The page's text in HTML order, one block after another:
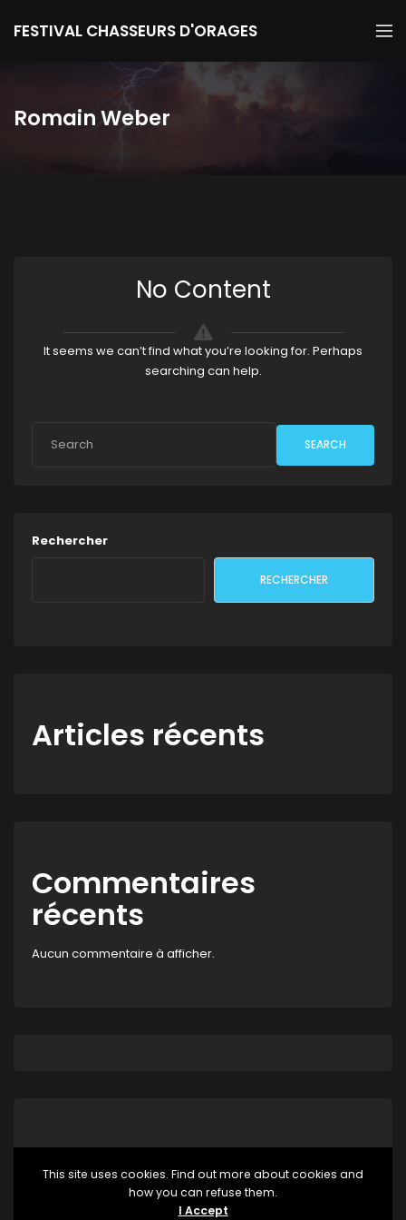
FESTIVAL CHASSEURS D'ORAGES
Romain Weber
No Content
It seems we can’t find what you’re looking for. Perhaps
searching can help.
SEARCH
Rechercher
RECHERCHER
Articles récents
Commentaires
récents
Aucun commentaire à afficher.
This site uses cookies. Find out more about cookies and
how you can refuse them.
I Accept